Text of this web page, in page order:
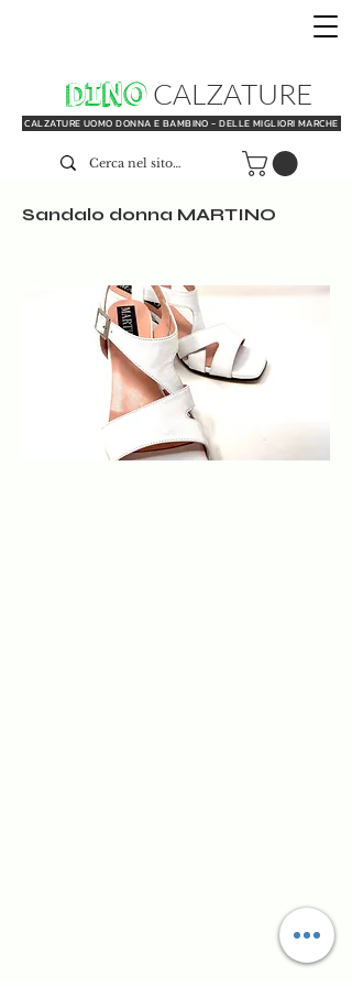
DINO
CALZATURE UOMO DONNA E BAMBINO - DELLE MIGLIORI MARCHE
CALZATURE
Sandalo donna MARTINO